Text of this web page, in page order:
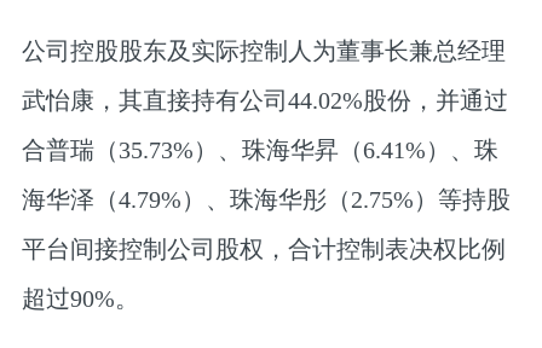
公司控股股东及实际控制人为董事长兼总经理
武怡康，其直接持有公司44.02%股份，并通过
合普瑞（35.73%）、珠海华昇（6.41%）、珠
海华泽（4.79%）、珠海华彤（2.75%）等持股
平台间接控制公司股权，合计控制表决权比例
超过90%。